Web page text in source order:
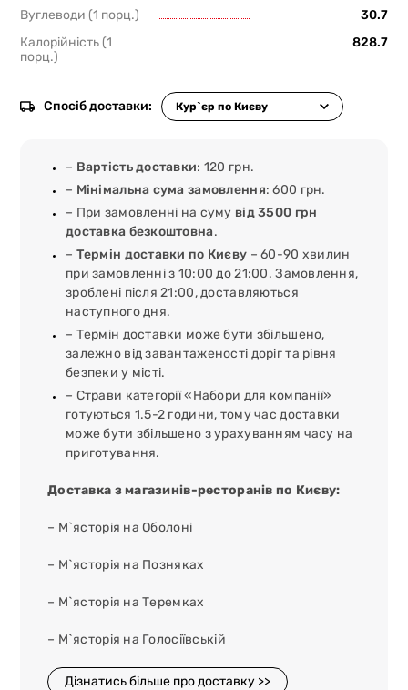
Вуглеводи (1 порц.)
30.7
Калорійність (1
порц.)
828.7
Спосіб доставки:
– Вартість доставки: 120 грн.
– Мінімальна сума замовлення: 600 грн.
– При замовленні на суму від 3500 грн
доставка безкоштовна.
– Термін доставки по Києву – 60-90 хвилин
при замовленні з 10:00 до 21:00. Замовлення,
зроблені після 21:00, доставляються
наступного дня.
– Термін доставки може бути збільшено,
залежно від завантаженості доріг та рівня
безпеки у місті.
– Страви категорії «Набори для компанії»
готуються 1.5-2 години, тому час доставки
може бути збільшено з урахуванням часу на
приготування.
Доставка з магазинів-ресторанів по Києву:
– М`ясторія на Оболоні
– М`ясторія на Позняках
– М`ясторія на Теремках
– М`ясторія на Голосіївській
Дізнатись більше про доставку >>